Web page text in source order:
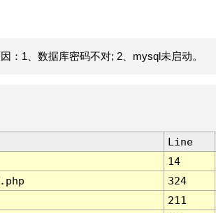
：1、数据库密码不对; 2、mysql未启动。
Line
14
324
211